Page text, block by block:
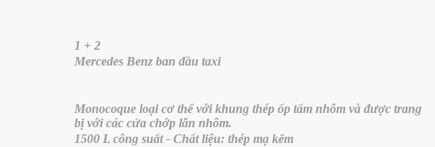
1 + 2
Mercedes Benz ban đầu taxi
Monocoque loại cơ thể với khung thép ốp tấm nhôm và được trang
bị với các cửa chớp lăn nhôm.
1500 L công suất - Chất liệu: thép mạ kẽm